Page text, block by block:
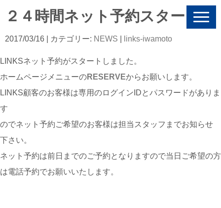
N
o
２４時間ネット予約スタート
2017/03/16 | カテゴリー: NEWS links-iwamoto
LINKSネット予約がスタートしました。
ホームページメニューのRESERVEからお願いします。
LINKS顧客のお客様は専用のログインIDとパスワードがありま
す
のでネット予約ご希望のお客様は担当スタッフまでお知らせ
下さい。
ネット予約は前日までのご予約となりますので当日ご希望の方
は電話予約でお願いいたします。